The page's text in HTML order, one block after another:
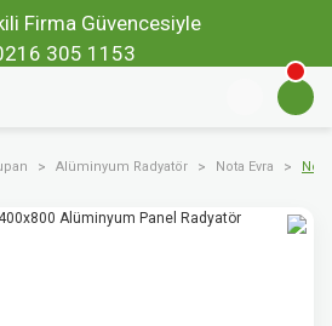
Firma Güvencesiyle
305 1153
Alüminyum Radyatör Nota Evra